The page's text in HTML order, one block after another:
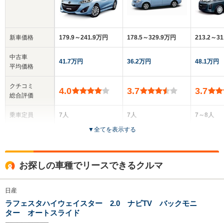
新車価格
中古車
平均価格
クチコミ
総合評価
乗車定員
サイズ
179.9～241.9万円
41.7万円
4.0
7人
全高
1.62m～1.65m
全幅
178.5～329.9万円
36.2万円
3.7
7人
5ドア
全高
1.6m～1.67m
全幅
213.2～
48.1万円
3.7
7～8人
▼全てを表示する
お探しの車種でリースできるクルマ
日産
ラフェスタハイウェイスター 2.0 ナビTV バックモニ
ター オートスライド